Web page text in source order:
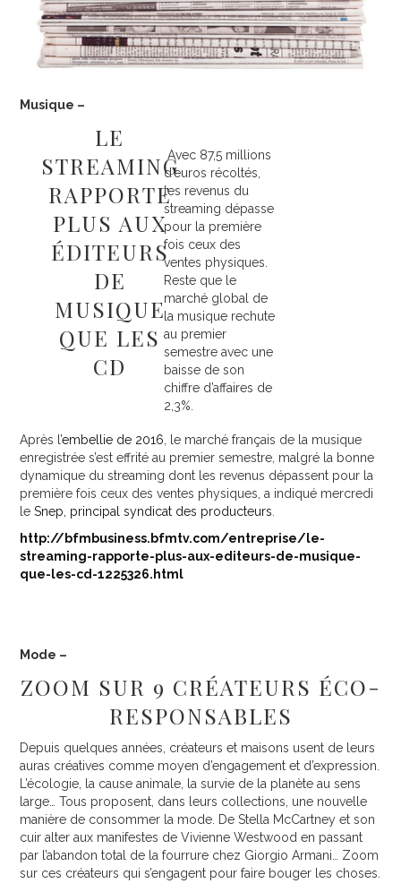
CARMEL LOANGA – DANSE
JULIEN HARMAND – PHOTOGRAPHIE
CONTACT
Musique –
LE
STREAMING
RAPPORTE
PLUS AUX
ÉDITEURS
DE
MUSIQUE
QUE LES
CD
Avec 87,5 millions
d’euros récoltés,
les revenus du
streaming dépasse
pour la première
fois ceux des
ventes physiques.
Reste que le
marché global de
la musique rechute
au premier
semestre avec une
baisse de son
chiffre d’affaires de
2,3%.
Après l’embellie de 2016 , le marché français de la musique
enregistrée s’est effrité au premier semestre, malgré la bonne
dynamique du streaming dont les revenus dépassent pour la
première fois ceux des ventes physiques, a indiqué mercredi
leSnep, principal syndicat des producteurs
http://bfmbusiness.bfmtv.com/entreprise/le-
streaming-rapporte-plus-aux-editeurs-de-musique-
que-les-cd-1225326.html
Mode –
ZOOM SUR 9 CRÉATEURS ÉCO-
RESPONSABLES
Depuis quelques années, créateurs et maisons usent de leurs
auras créatives comme moyen d’engagement et d’expression.
L’écologie, la cause animale, la survie de la planète au sens
large… Tous proposent, dans leurs collections, une nouvelle
manière de consommer la mode. De Stella McCartney et son
cuir alter aux manifestes de Vivienne Westwood en passant
par l’abandon total de la fourrure chez Giorgio Armani… Zoom
sur ces créateurs qui s’engagent pour faire bouger les choses.